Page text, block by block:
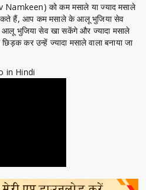
को कम मसाले या ज्याद मसाले
हैं, आप कम मसाले के आलू भुजिया सेव
आलू भुजिया सेव खा सकेंगे और ज्यादा मसाले
कर उन्हें ज्यादा मसाले वाला बनाया जा
in Hindi